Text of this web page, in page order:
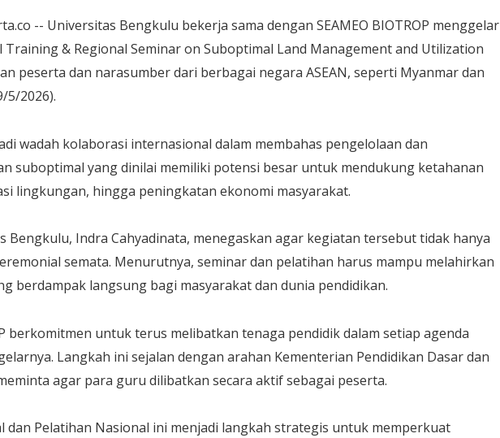
-- Universitas Bengkulu bekerja sama dengan SEAMEO BIOTROP menggelar
& Regional Seminar on Suboptimal Land Management and Utilization
peserta dan narasumber dari berbagai negara ASEAN, seperti Myanmar dan
5/2026).
wadah kolaborasi internasional dalam membahas pengelolaan dan
suboptimal yang dinilai memiliki potensi besar untuk mendukung ketahanan
lingkungan, hingga peningkatan ekonomi masyarakat.
Bengkulu, Indra Cahyadinata, menegaskan agar kegiatan tersebut tidak hanya
semata. Menurutnya, seminar dan pelatihan harus mampu melahirkan
berdampak langsung bagi masyarakat dan dunia pendidikan.
berkomitmen untuk terus melibatkan tenaga pendidik dalam setiap agenda
Langkah ini sejalan dengan arahan Kementerian Pendidikan Dasar dan
agar para guru dilibatkan secara aktif sebagai peserta.
dan Pelatihan Nasional ini menjadi langkah strategis untuk memperkuat